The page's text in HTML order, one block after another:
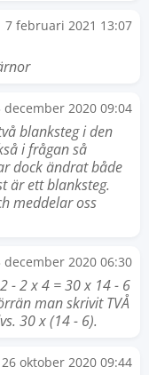
7 februari 2021 13:07
december 2020 09:04
blanksteg i den
i frågan så
dock ändrat både
är ett blanksteg.
meddelar oss
december 2020 06:30
- 2 x 4 = 30 x 14 - 6
man skrivit TVÅ
30 x (14 - 6).
26 oktober 2020 09:44